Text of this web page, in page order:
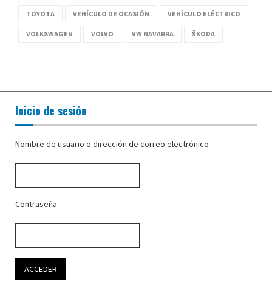
TOYOTA VEHÍCULO DE OCASIÓN VEHÍCULO ELÉCTRICO
VOLKSWAGEN VOLVO VW NAVARRA ŠKODA
Inicio de sesión
Nombre de usuario o dirección de correo electrónico
Contraseña